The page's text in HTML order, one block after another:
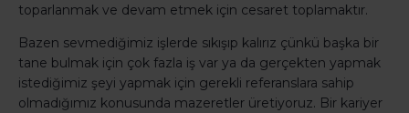
toparlanmak ve devam etmek için cesaret toplamaktır.
Bazen sevmediğimiz işlerde sıkışıp kalırız çünkü başka bir
tane bulmak için çok fazla iş var ya da gerçekten yapmak
istediğimiz şeyi yapmak için gerekli referanslara sahip
olmadığımız konusunda mazeretler üretiyoruz. Bir kariyer